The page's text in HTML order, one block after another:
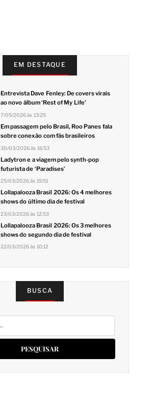
EM DESTAQUE
Entrevista Dave Fenley: De covers virais
ao novo álbum ‘Rest of My Life’
7/05/2026 às 13:25
Em passagem pelo Brasil, Roo Panes fala
sobre conexão com fãs brasileiros
30/03/2026 às 16:53
Ladytron e a viagem pelo synth-pop
futurista de ‘Paradises’
25/03/2026 às 15:51
Lollapalooza Brasil 2026: Os 4 melhores
shows do último dia de festival
23/03/2026 às 12:53
Lollapalooza Brasil 2026: Os 3 melhores
shows do segundo dia de festival
22/03/2026 às 10:12
BUSCA